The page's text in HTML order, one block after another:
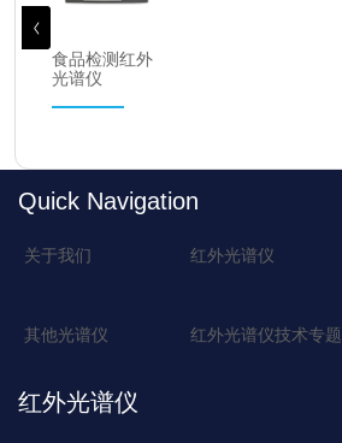
食品检测红外
光谱仪
Quick Navigation
关于我们 红外光谱仪
其他光谱仪 红外光谱仪技术专题
红外光谱仪